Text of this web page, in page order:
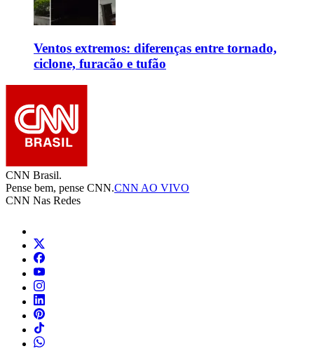
Ventos extremos: diferenças entre tornado,
ciclone, furacão e tufão
CNN Brasil.
Pense bem, pense CNN.CNN AO VIVO
CNN Nas Redes